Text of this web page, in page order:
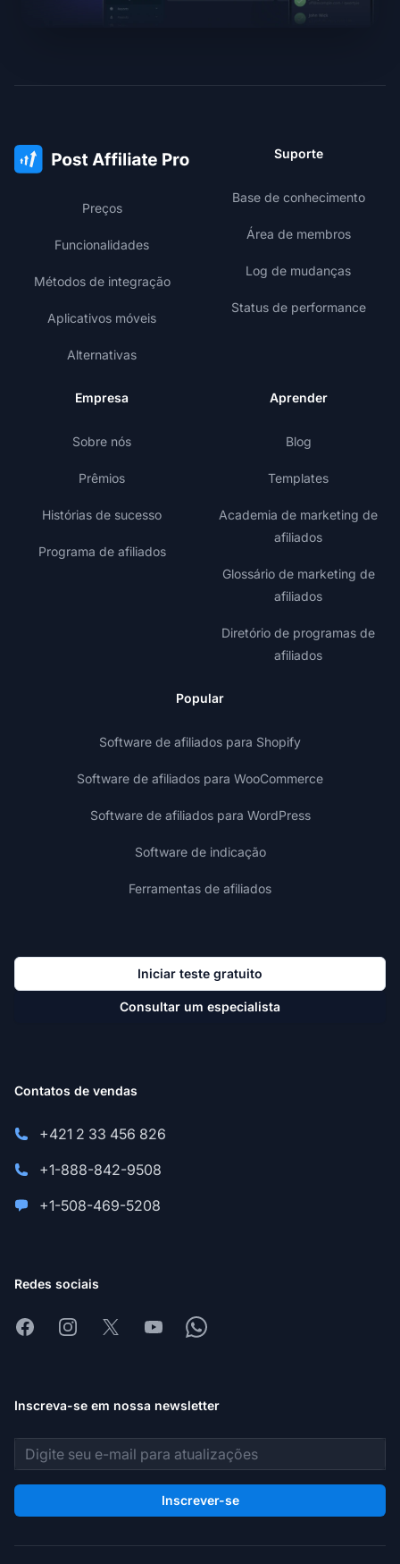
Preços
Funcionalidades
Métodos de integração
Aplicativos móveis
Alternativas
Suporte
Base de conhecimento
Área de membros
Log de mudanças
Status de performance
Empresa
Sobre nós
Prêmios
Histórias de sucesso
Programa de afiliados
Aprender
Blog
Templates
Academia de marketing de
afiliados
Glossário de marketing de
afiliados
Diretório de programas de
afiliados
Popular
Software de afiliados para Shopify
Software de afiliados para WooCommerce
Software de afiliados para WordPress
Software de indicação
Ferramentas de afiliados
Iniciar teste gratuito
Consultar um especialista
Contatos de vendas
+421 2 33 456 826
+1-888-842-9508
+1-508-469-5208
Redes sociais
FacebookInstagram
X YoutubeWhatsapp
Inscreva-se em nossa newsletter
Endereço de e-mail
Inscrever-se